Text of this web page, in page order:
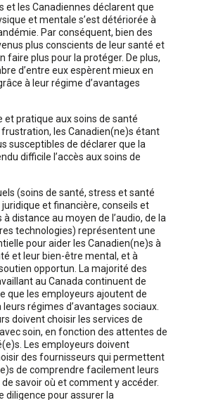
et les Canadiennes déclarent que
et mentale s’est détériorée à
Par conséquent, bien des
plus conscients de leur santé et
faire plus pour la protéger. De plus,
d’entre eux espèrent mieux en
à leur régime d’avantages
et pratique aux soins de santé
les Canadien(ne)s étant
susceptibles de déclarer que la
difficile l’accès aux soins de
(soins de santé, stress et santé
et financière, conseils et
distance au moyen de l’audio, de la
technologies) représentent une
pour aider les Canadien(ne)s à
et leur bien-être mental, et à
opportun. La majorité des
au Canada continuent de
que les employeurs ajoutent de
régimes d’avantages sociaux.
doivent choisir les services de
soin, en fonction des attentes de
Les employeurs doivent
des fournisseurs qui permettent
de comprendre facilement leurs
savoir où et comment y accéder.
diligence pour assurer la